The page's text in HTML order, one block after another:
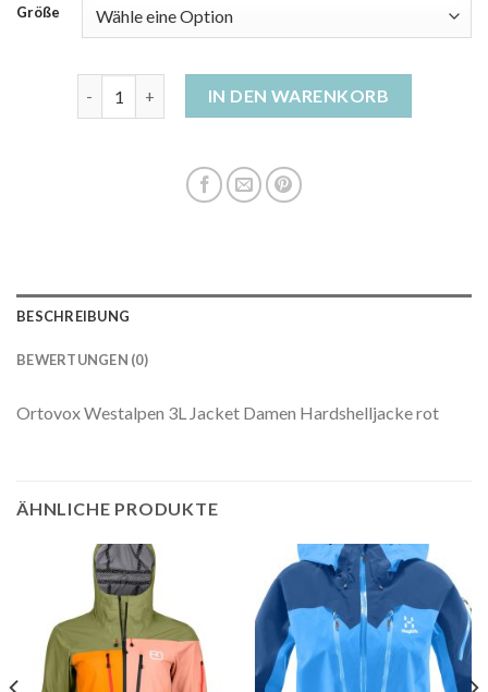
Größe
damen hardshelljacke MengeIN DEN WARENKORB
BESCHREIBUNG
BEWERTUNGEN (0)
Ortovox Westalpen 3L Jacket Damen Hardshelljacke rot
ÄHNLICHE PRODUKTE